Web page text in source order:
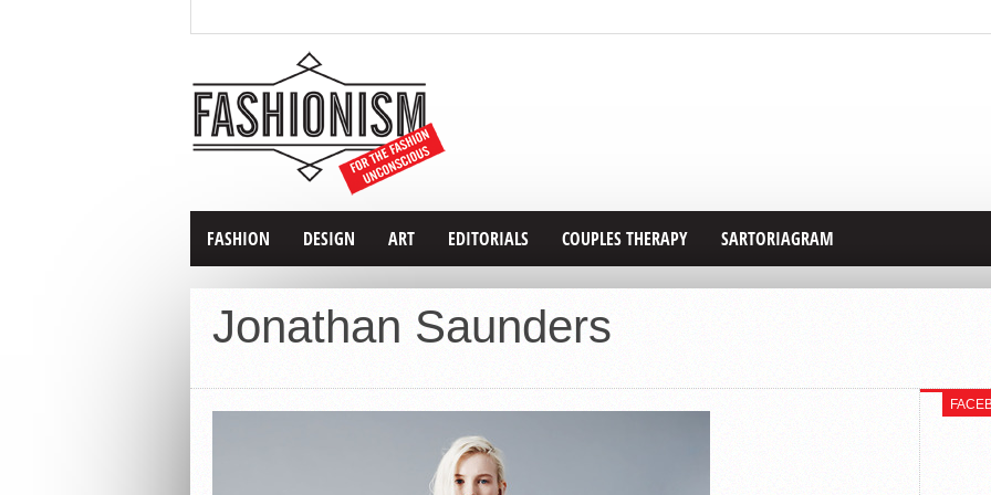
FASHION DESIGN ART EDITORIALS COUPLES THERAPY SARTORIAGRAM
Jonathan Saunders